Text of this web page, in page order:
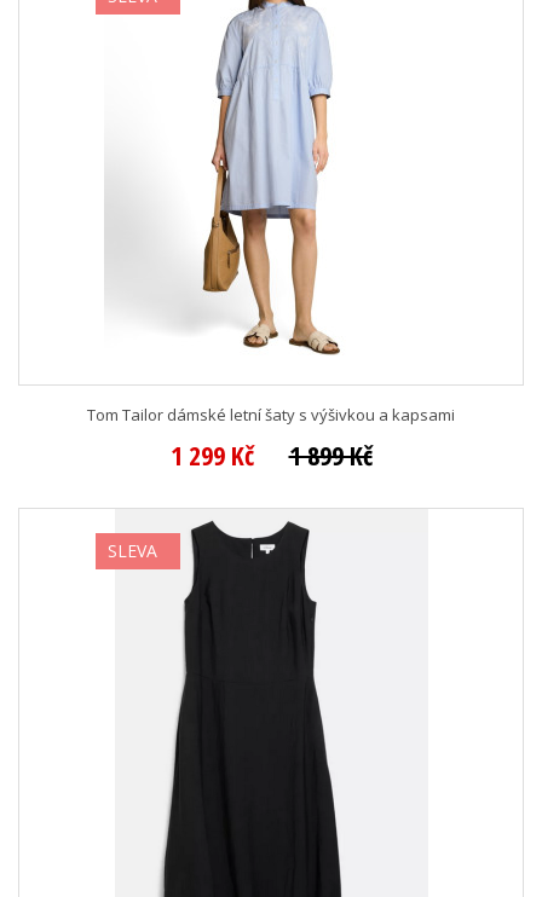
Tom Tailor dámské letní šaty s výšivkou a kapsami
1 299 Kč 1 899 Kč
SLEVA